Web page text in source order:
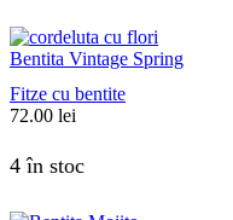
Bentita Vintage Spring
Fitze cu bentite
72.00 lei
4 în stoc